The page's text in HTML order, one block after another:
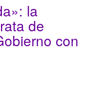
la
de
con